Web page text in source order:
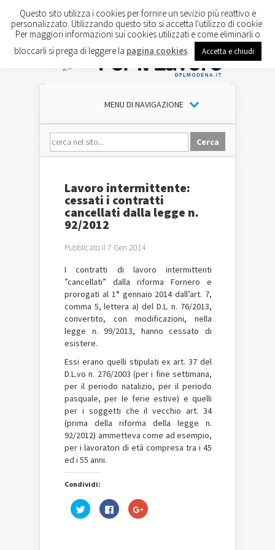
MENU DI NAVIGAZIONE
Lavoro intermittente:
cessati i contratti
cancellati dalla legge n.
92/2012
Pubblicato il 7 Gen 2014
I contratti di lavoro intermittenti
”cancellati” dalla riforma Fornero e
prorogati al 1° gennaio 2014 dall’art. 7,
comma 5, lettera a) del D.L. n. 76/2013,
convertito, con modificazioni, nella
legge n. 99/2013, hanno cessato di
esistere.
Essi erano quelli stipulati ex art. 37 del
D.L.vo n. 276/2003 (per i fine settimana,
per il periodo natalizio, per il periodo
pasquale, per le ferie estive) e quelli
per i soggetti che il vecchio art. 34
(prima della riforma della legge n.
92/2012) ammetteva come ad esempio,
per i lavoratori di età compresa tra i 45
ed i 55 anni.
Condividi:
Fai
clic
Fai
clic
Fai
clic
Questo sito utilizza i cookies per fornire un sevizio più reattivo e
personalizzato. Utilizzando questo sito si accetta l'utilizzo di cookie.
Per maggiori informazioni sui cookies utilizzati e come eliminarli o
bloccarli si prega di leggere la pagina cookies Accetta e chiudi